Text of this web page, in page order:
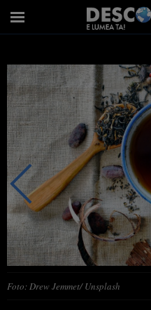
Foto: Drew Jemmet/ Unsplash